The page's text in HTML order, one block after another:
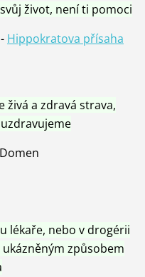
život, není ti pomoci
Hippokratova přísaha
živá a zdravá strava,
lékaře, nebo v drogérii
způsobem